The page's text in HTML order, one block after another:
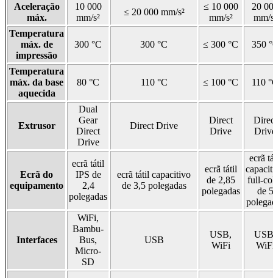
Aceleração
máx.
10 000
mm/s²
≤ 20 000 mm/s²
≤ 10 000
mm/s²
20
mm/
Temperatura
máx. de
impressão
300 °C 300 °C ≤ 300 °C 350
Temperatura
máx. da base
aquecida
80 °C 110 °C ≤ 100 °C 110
Extrusor
Dual
Gear
Direct
Drive
Direct Drive
Direct
Drive
Ecrã do
equipamento
ecrã tátil
IPS de
2,4
polegadas
ecrã tátil capacitivo
de 3,5 polegadas
ecrã tátil
de 2,85
polegadas
ecrã
full-
de 5
Interfaces
WiFi,
Bambu-
Bus,
Micro-
SD
USB
USB,
WiFi